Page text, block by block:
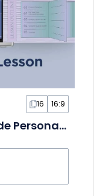
16 16:9
Lección Moderna de Análisis de Personajes en Diapositivas